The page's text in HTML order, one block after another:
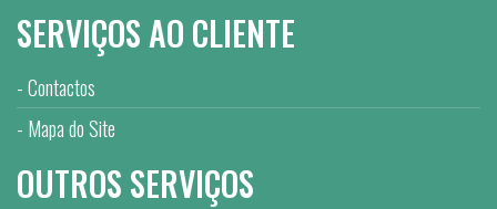
SERVIÇOS AO CLIENTE
Contactos
Mapa do Site
OUTROS SERVIÇOS